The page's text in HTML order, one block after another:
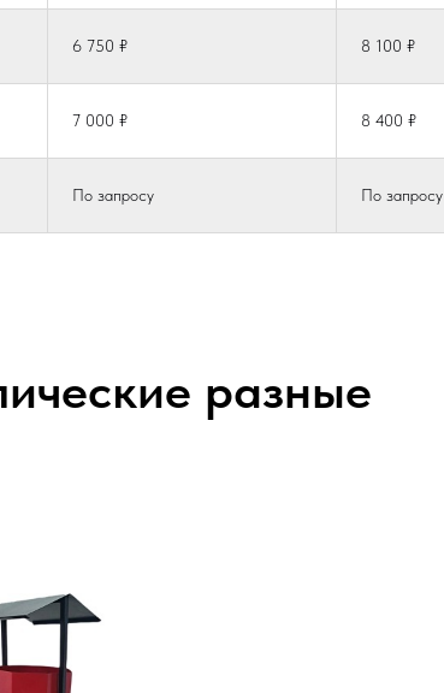
6 750 ₽ 8 100 ₽
7 000 ₽ 8 400 ₽
По запросу По запросу
разные